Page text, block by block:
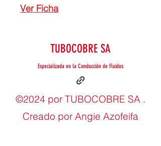
Ver Ficha
TUBOCOBRE SA
Especializada en la Conducción de Fluidos
©2024 por TUBOCOBRE SA .
Creado por Angie Azofeifa